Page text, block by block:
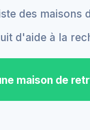
des maisons
d'aide à la
maison de